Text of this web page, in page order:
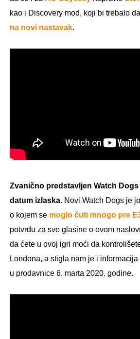
kao i Discovery mod, koji bi trebalo
na novi nastavak.
Zvanično predstavljen Watch
datum izlaska. Novi Watch Dogs je
o kojem se moglo čuti mnogo pre
potvrdu za sve glasine o ovom
da ćete u ovoj igri moći da
Londona, a stigla nam je i
u prodavnice 6. marta 2020. godine.